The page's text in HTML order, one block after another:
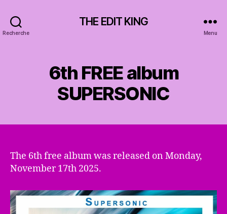
Recherche
THE EDIT KING
Menu
6th FREE album
SUPERSONIC
The 6th free album was released on Monday,
November 17th 2025.